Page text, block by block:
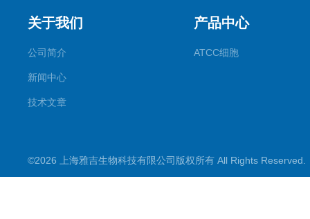
关于我们
公司简介
新闻中心
技术文章
产品中心
ATCC细胞
©2026 上海雅吉生物科技有限公司版权所有 All Rights